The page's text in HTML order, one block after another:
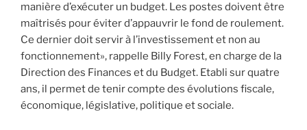
manière d’exécuter un budget. Les postes doivent être
maîtrisés pour éviter d’appauvrir le fond de roulement.
Ce dernier doit servir à l’investissement et non au
fonctionnement», rappelle Billy Forest, en charge de la
Direction des Finances et du Budget. Etabli sur quatre
ans, il permet de tenir compte des évolutions fiscale,
économique, législative, politique et sociale.